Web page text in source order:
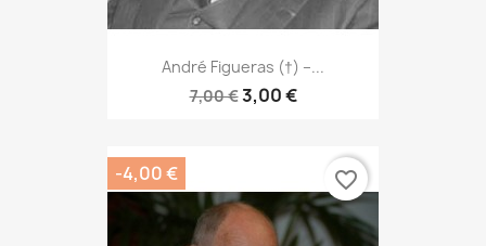
André Figueras (†) –...
7,00 €3,00 €
-4,00 € favorite_border